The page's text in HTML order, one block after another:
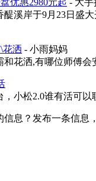
优惠2980元起 - 大手
醍溪岸于9月23日盛
花洒 - 小雨妈妈
和花洒,有哪位师傅会
小松2.0谁有活可以
信息？发布一条信息